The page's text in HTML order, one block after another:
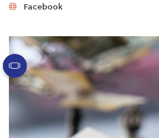
Facebook